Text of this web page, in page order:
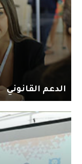
الدعم القانوني